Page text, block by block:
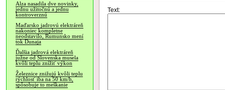
Alza nasadila dve novinky,
jednu užitočnú a jednu
kontroverznú
Maďarsko jadrovú elektráreň
nakoniec kompletne
neodstavilo, Rumunsko mení
tok Dunaja
Ďalšia jadrová elektráreň
južne od Slovenska musela
kvôli teplu znížiť výkon
Železnice znižujú kvôli teplu
rýchlosť iba na 50 km/h,
spôsobuje to meškanie
Text: